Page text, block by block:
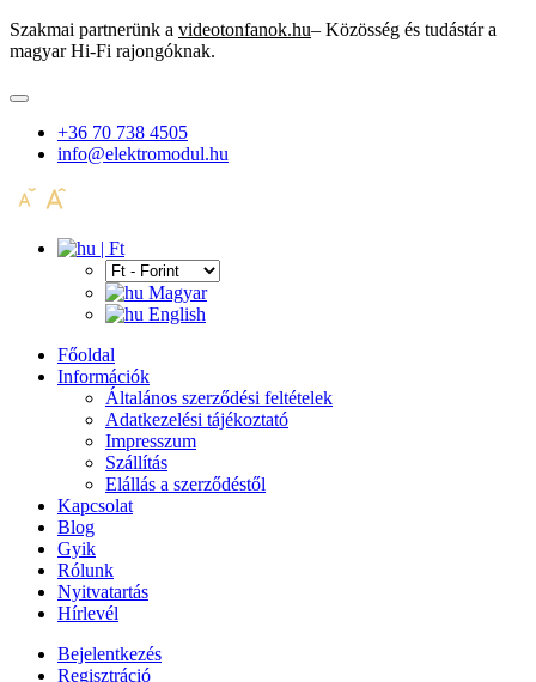
Szakmai partnerünk a videotonfanok.hu– Közösség és tudástár a
magyar Hi-Fi rajongóknak.
+36 70 738 4505
info@elektromodul.hu
| Ft
Magyar
English
Főoldal
Információk
Általános szerződési feltételek
Adatkezelési tájékoztató
Impresszum
Szállítás
Elállás a szerződéstől
Kapcsolat
Blog
Gyik
Rólunk
Nyitvatartás
Hírlevél
Bejelentkezés
Regisztráció